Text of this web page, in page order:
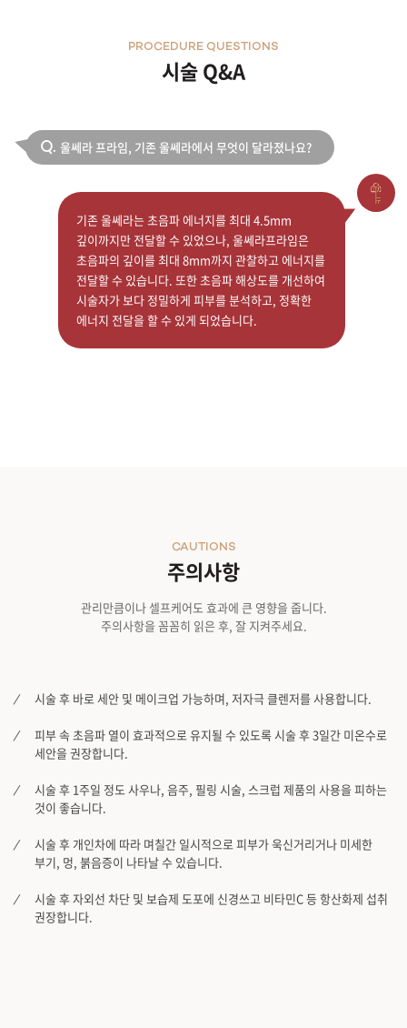
시술 Q&A
PROCEDURE QUESTIONS
Q. 울쎄라 프라임, 기존 울쎄라에서 무엇이 달라졌나요?
기존 울쎄라는 초음파 에너지를 최대 4.5mm
깊이까지만 전달할 수 있었으나, 울쎄라프라임은
초음파의 깊이를 최대 8mm까지 관찰하고 에너지를
전달할 수 있습니다. 또한 초음파 해상도를 개선하여
시술자가 보다 정밀하게 피부를 분석하고, 정확한
에너지 전달을 할 수 있게 되었습니다.
주의사항
CAUTIONS
관리만큼이나 셀프케어도 효과에 큰 영향을 줍니다.
주의사항을 꼼꼼히 읽은 후, 잘 지켜주세요.
시술 후 바로 세안 및 메이크업 가능하며, 저자극 클렌저를 사용합니다.
피부 속 초음파 열이 효과적으로 유지될 수 있도록 시술 후 3일간 미온수로
세안을 권장합니다.
시술 후 1주일 정도 사우나, 음주, 필링 시술, 스크럽 제품의 사용을 피하는
것이 좋습니다.
시술 후 개인차에 따라 며칠간 일시적으로 피부가 욱신거리거나 미세한
부기, 멍, 붉음증이 나타날 수 있습니다.
시술 후 자외선 차단 및 보습제 도포에 신경쓰고 비타민C 등 항산화제 섭취
권장합니다.